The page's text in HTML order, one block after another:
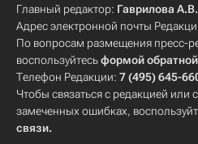
Главный редактор: Гаврилова А.В.
Адрес электронной почты
По вопросам размещения пресс-
воспользуйтесьформой
Телефон Редакции: 7 (495) 645-
Чтобы связаться с редакцией или
замеченных ошибках,
связи.